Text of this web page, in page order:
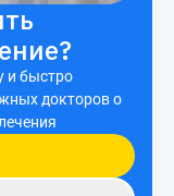
и быстро
докторов о